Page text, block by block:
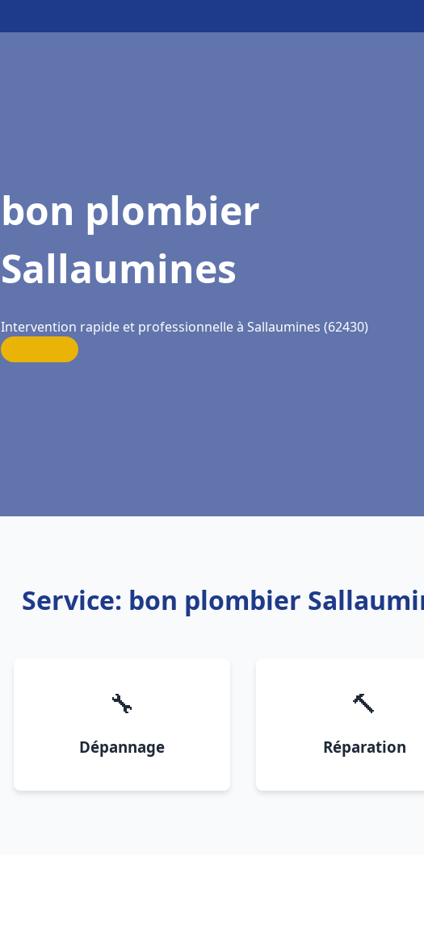
bon plombier
Sallaumines
Intervention rapide et professionnelle à Sallaumines (62430)
Service: bon plombier
🔧
Dépannage
🔨
Réparation